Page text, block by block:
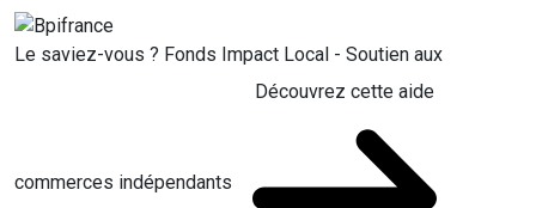
Le saviez-vous ? Fonds Impact Local - Soutien aux
commerces indépendants
Découvrez cette aide